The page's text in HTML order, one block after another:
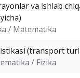
va ishlab
/ Matematika
(transport
/ Fizika